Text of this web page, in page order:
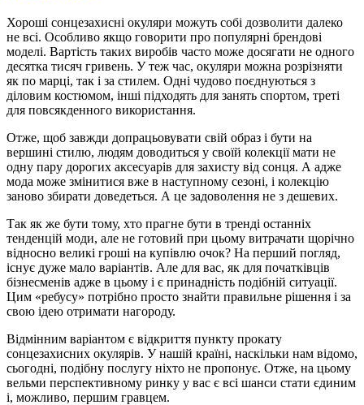
Хороші сонцезахисні окуляри можуть собі дозволити далеко
не всі. Особливо якщо говорити про популярні брендові
моделі. Вартість таких виробів часто може досягати не одного
десятка тисяч гривень. У теж час, окуляри можна розрізняти
як по марці, так і за стилем. Одні чудово поєднуються з
діловим костюмом, інші підходять для занять спортом, треті
для повсякденного використання.
Отже, щоб завжди допрацьовувати свій образ і бути на
вершині стилю, людям доводиться у своїй колекції мати не
одну пару дорогих аксесуарів для захисту від сонця. А адже
мода може змінитися вже в наступному сезоні, і колекцію
заново збирати доведеться. А це задоволення не з дешевих.
Так як же бути тому, хто прагне бути в тренді останніх
тенденцій моди, але не готовий при цьому витрачати щорічно
відносно великі гроші на купівлю очок? На перший погляд,
існує дуже мало варіантів. Але для вас, як для початківців
бізнесменів адже в цьому і є принадність подібній ситуації.
Цим «ребусу» потрібно просто знайти правильне рішення і за
свою ідею отримати нагороду.
Відмінним варіантом є відкриття пункту прокату
сонцезахисних окулярів. У нашій країні, наскільки нам відомо,
сьогодні, подібну послугу ніхто не пропонує. Отже, на цьому
вельми перспективному ринку у вас є всі шанси стати єдиним
і, можливо, першим гравцем.